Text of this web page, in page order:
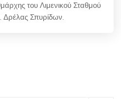
του Λιμενικού Σταθμού
Δρέλας Σπυρίδων.